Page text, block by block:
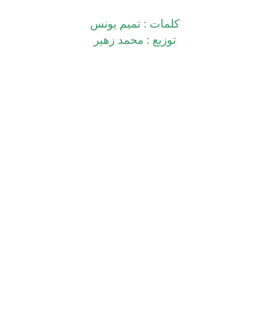
كلمات : تميم يونس
توزيع : محمد زهير